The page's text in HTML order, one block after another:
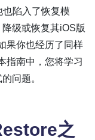
陷入了恢复模
级或恢复其iOS版
果你也经历了同样
指南中，您将学习
问题。
之